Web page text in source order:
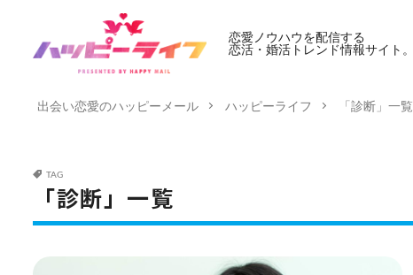
恋愛ノウハウを配信する
恋活・婚活トレンド情報サイト。
出会い恋愛のハッピーメール ハッピーライフ 「診断」一覧
TAG
「診断」一覧